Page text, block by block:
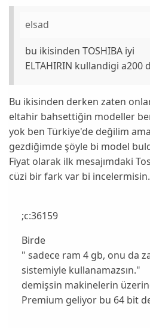
elsad
bu ikisinden TOSHIBA iyi
ELTAHIRIN kullandigi a200
Bu ikisinden derken zaten
eltahir bahsettiğin modeller
yok ben Türkiye'de değilim
gezdiğimde şöyle bi model
Fiyat olarak ilk mesajımdaki
cüzi bir fark var bi incelermisin.
;c:36159
Birde
" sadece ram 4 gb, onu da
sistemiyle kullanamazsın."
demişsin makinelerin
Premium geliyor bu 64 bit